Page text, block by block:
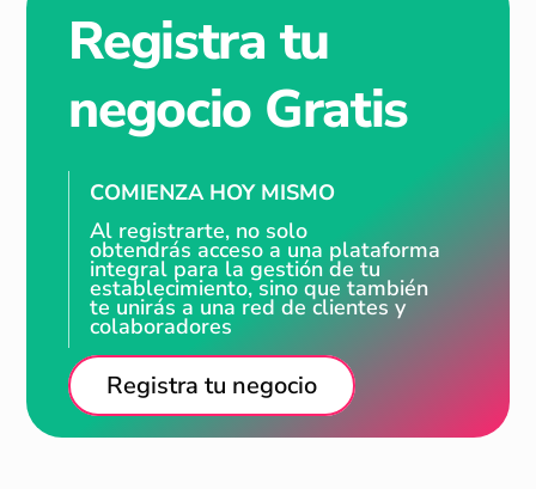
Registra tu
negocio Gratis
COMIENZA HOY MISMO
Al registrarte, no solo
obtendrás acceso a una plataforma
integral para la gestión de tu
establecimiento, sino que también
te unirás a una red de clientes y
colaboradores
Registra tu negocio